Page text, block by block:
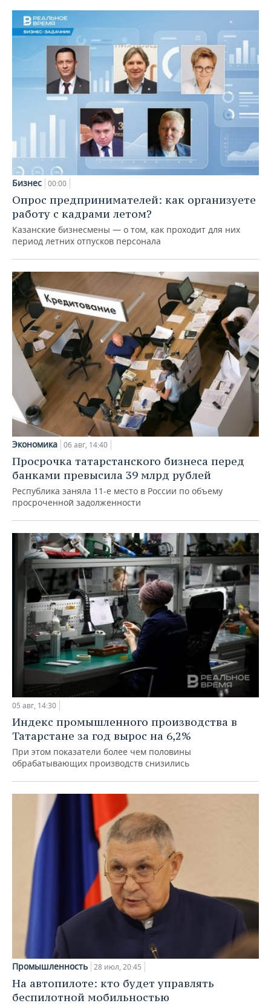
Бизнес 00:00
Опрос предпринимателей: как организуете
работу с кадрами летом?
Казанские бизнесмены — о том, как проходит для них
период летних отпусков персонала
Экономика 06 авг, 14:40
Просрочка татарстанского бизнеса перед
банками превысила 39 млрд рублей
Республика заняла 11-е место в России по объему
просроченной задолженности
05 авг, 14:30
Индекс промышленного производства в
Татарстане за год вырос на 6,2%
При этом показатели более чем половины
обрабатывающих производств снизились
Промышленность 28 июл, 20:45
На автопилоте: кто будет управлять
беспилотной мобильностью